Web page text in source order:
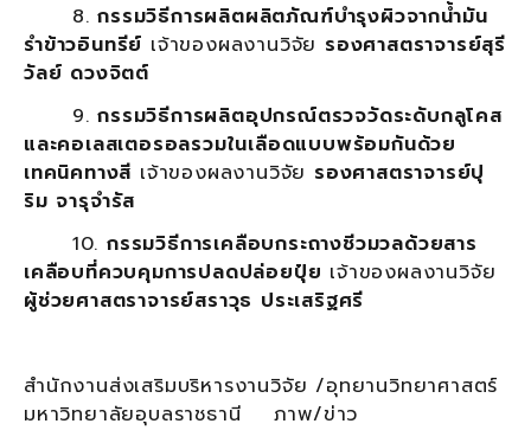
8.กรรมวิธีการผลิตผลิตภัณฑ์บำรุงผิวจากน้ำมัน
รำข้าวอินทรีย์ เจ้าของผลงานวิจัย รองศาสตราจารย์สุรี
วัลย์ ดวงจิตต์
9.กรรมวิธีการผลิตอุปกรณ์ตรวจวัดระดับกลูโคส
และคอเลสเตอรอลรวมในเลือดแบบพร้อมกันด้วย
เทคนิคทางสี เจ้าของผลงานวิจัย รองศาสตราจารย์ปุ
ริม จารุจำรัส
10. กรรมวิธีการเคลือบกระถางชีวมวลด้วยสาร
เคลือบที่ควบคุมการปลดปล่อยปุ๋ย เจ้าของผลงานวิจัย
ผู้ช่วยศาสตราจารย์สราวุธ ประเสริฐศรี
สำนักงานส่งเสริมบริหารงานวิจัย /อุทยานวิทยาศาสตร์
มหาวิทยาลัยอุบลราชธานี ภาพ/ข่าว